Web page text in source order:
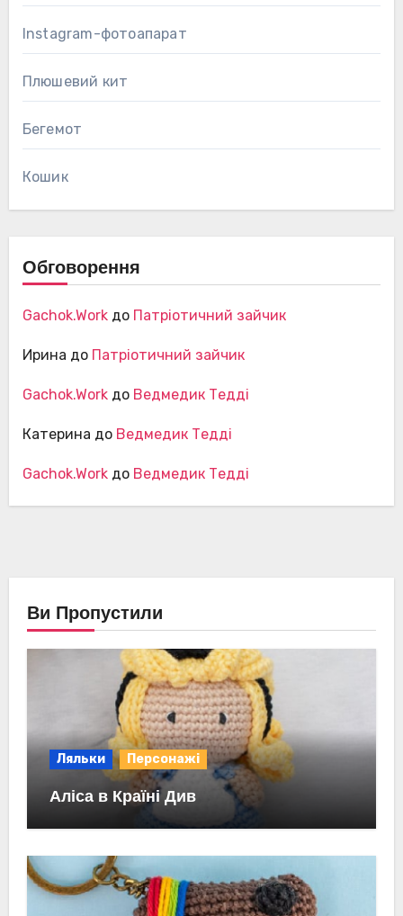
Instagram-фотоапарат
Плюшевий кит
Бегемот
Кошик
Обговорення
Gachok.Workдо Патріотичний зайчик
Ирина до Патріотичний зайчик
Gachok.Workдо Ведмедик Тедді
Катерина до Ведмедик Тедді
Gachok.Workдо Ведмедик Тедді
Ви Пропустили
Ляльки Персонажі
Аліса в Країні Див